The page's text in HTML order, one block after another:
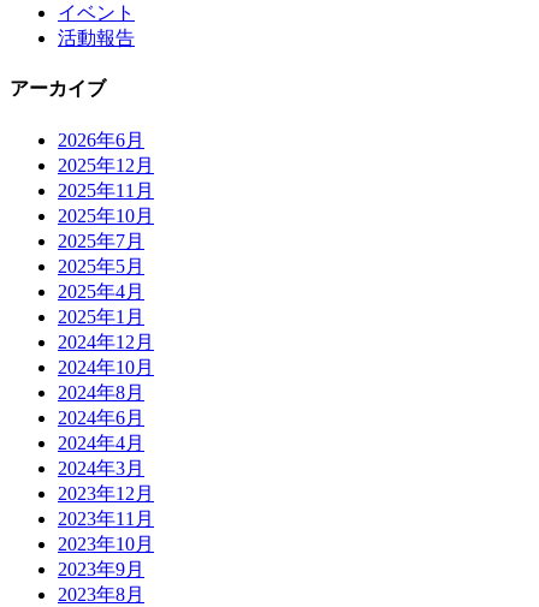
イベント
活動報告
アーカイブ
2026年6月
2025年12月
2025年11月
2025年10月
2025年7月
2025年5月
2025年4月
2025年1月
2024年12月
2024年10月
2024年8月
2024年6月
2024年4月
2024年3月
2023年12月
2023年11月
2023年10月
2023年9月
2023年8月